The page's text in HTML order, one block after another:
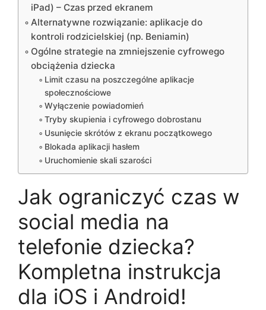
iPad) – Czas przed ekranem
Alternatywne rozwiązanie: aplikacje do
kontroli rodzicielskiej (np. Beniamin)
Ogólne strategie na zmniejszenie cyfrowego
obciążenia dziecka
Limit czasu na poszczególne aplikacje
społecznościowe
Wyłączenie powiadomień
Tryby skupienia i cyfrowego dobrostanu
Usunięcie skrótów z ekranu początkowego
Blokada aplikacji hasłem
Uruchomienie skali szarości
Jak ograniczyć czas w
social media na
telefonie dziecka?
Kompletna instrukcja
dla iOS i Android!